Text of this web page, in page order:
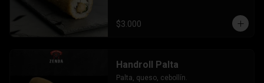
$3.000
Handroll Palta
Palta, queso, cebollín.